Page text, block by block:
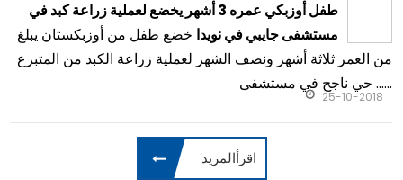
طفل أوزبكي عمره 3 أشهر يخضع لعملية زراعة كبد في
مستشفى جايبي في نويدا خضع طفل من أوزبكستان يبلغ
من العمر ثلاثة أشهر ونصف الشهر لعملية زراعة الكبد من المتبرع
حي ناجح في مستشفى ......
25-10-2018
اقرأالمزيد